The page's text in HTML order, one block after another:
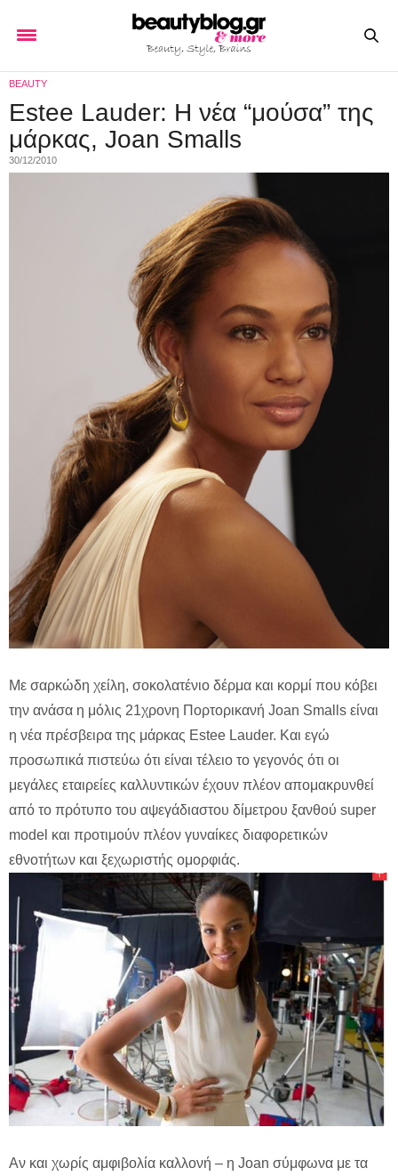
BEAUTY
Estee Lauder: H νέα “μούσα” της
μάρκας, Joan Smalls
30/12/2010
Με σαρκώδη χείλη, σοκολατένιο δέρμα και κορμί που κόβει
την ανάσα η μόλις 21χρονη Πορτορικανή Joan Smalls είναι
η νέα πρέσβειρα της μάρκας Estee Lauder. Kαι εγώ
προσωπικά πιστεύω ότι είναι τέλειο το γεγονός ότι οι
μεγάλες εταιρείες καλλυντικών έχουν πλέον απομακρυνθεί
από το πρότυπο του αψεγάδιαστου δίμετρου ξανθού super
model και προτιμούν πλέον γυναίκες διαφορετικών
εθνοτήτων και ξεχωριστής ομορφιάς.
Αν και χωρίς αμφιβολία καλλονή – η Joan σύμφωνα με τα